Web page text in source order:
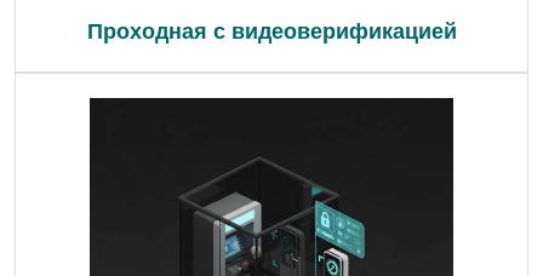
Проходная с видеоверификацией